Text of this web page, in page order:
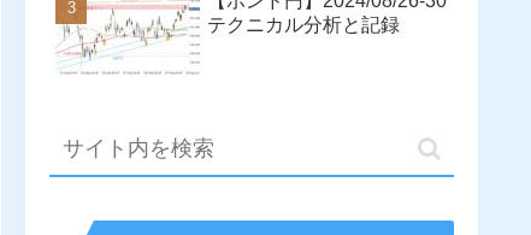
テクニカル分析と記録